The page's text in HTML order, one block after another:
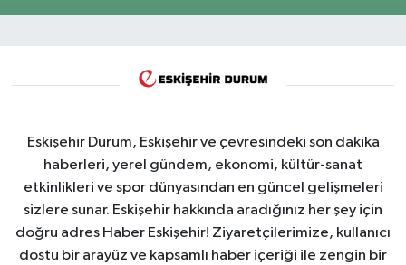
Eskişehir Durum, Eskişehir ve çevresindeki son dakika
haberleri, yerel gündem, ekonomi, kültür-sanat
etkinlikleri ve spor dünyasından en güncel gelişmeleri
sizlere sunar. Eskişehir hakkında aradığınız her şey için
doğru adres Haber Eskişehir! Ziyaretçilerimize, kullanıcı
dostu bir arayüz ve kapsamlı haber içeriği ile zengin bir